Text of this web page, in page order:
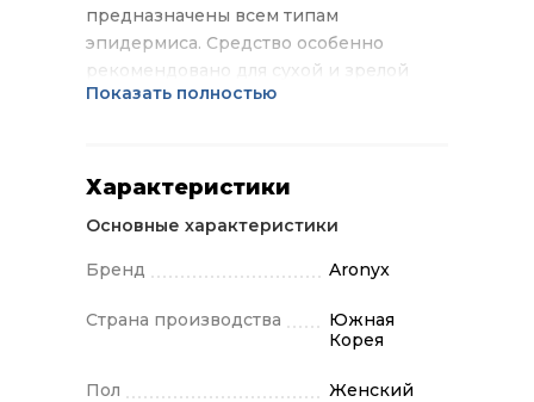
предназначены всем типам
эпидермиса. Средство особенно
рекомендовано для сухой и зрелой
кожи с первыми признаками увядания.
выравнивают её тон, разглаживают
эластичность и упругость. Средство не
содержит парабенов и сульфатов.
Показать полностью
Характеристики
Основные характеристики
Бренд Aronyx
Страна производства
Южная
Корея
Пол Женский